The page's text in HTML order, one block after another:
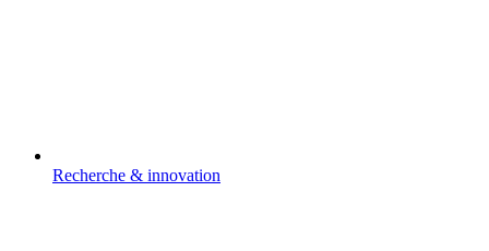
Recherche & innovation